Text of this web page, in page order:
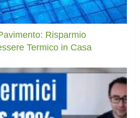
Risparmio
Termico in Casa